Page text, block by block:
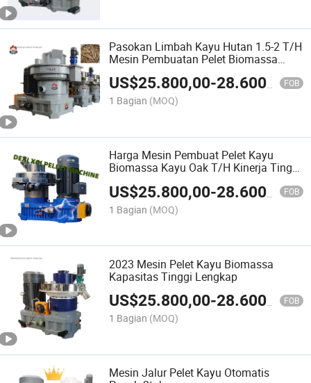
Pasokan Limbah Kayu Hutan 1.5-2 T/H
Mesin Pembuatan Pelet Biomassa
dengan Sertifikat CE
US$25.800,00-28.600,00 FOB
1 Bagian (MOQ)
Harga Mesin Pembuat Pelet Kayu
Biomassa Kayu Oak T/H Kinerja Tinggi
US$25.800,00-28.600,00 FOB
1 Bagian (MOQ)
2023 Mesin Pelet Kayu Biomassa
Kapasitas Tinggi Lengkap
US$25.800,00-28.600,00 FOB
1 Bagian (MOQ)
Mesin Jalur Pelet Kayu Otomatis